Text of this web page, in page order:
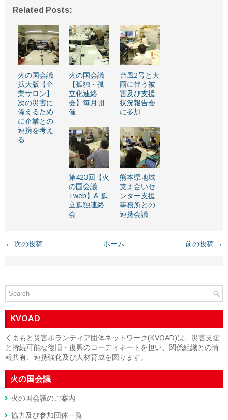
Related Posts:
火の国会議
拡大版【企
業サロン】
次の災害に
備えるため
に企業との
連携を考え
る
火の国会議
【孤独・孤
立化連絡
会】毎月開
催
台風2号と大
雨に伴う被
害及び支援
状況報告会
に参加
第423回【火
の国会議
+web】& 孤
立孤独連絡
会
熊本県地域
支え合いセ
ンター支援
事務所との
連携会議
← 次の投稿 前の投稿 →
ホーム
KVOAD
くまもと災害ボランティア団体ネットワーク(KVOAD)は、災害支援
と持続可能な復旧・復興のコーディネートを担い、関係組織との情
報共有、連携強化及び人材育成を図ります。
火の国会議
火の国会議のご案内
協力及び参加団体一覧